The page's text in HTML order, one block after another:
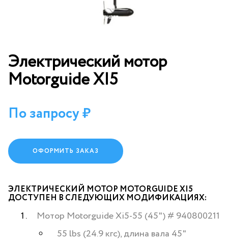
Электрический мотор
Motorguide XI5
По запросу
ОФОРМИТЬ ЗАКАЗ
ЭЛЕКТРИЧЕСКИЙ МОТОР MOTORGUIDE XI5
ДОСТУПЕН В СЛЕДУЮЩИХ МОДИФИКАЦИЯХ:
Мотор Motorguide Xi5-55 (45") # 940800211
55 lbs (24.9 кгс), длина вала 45"